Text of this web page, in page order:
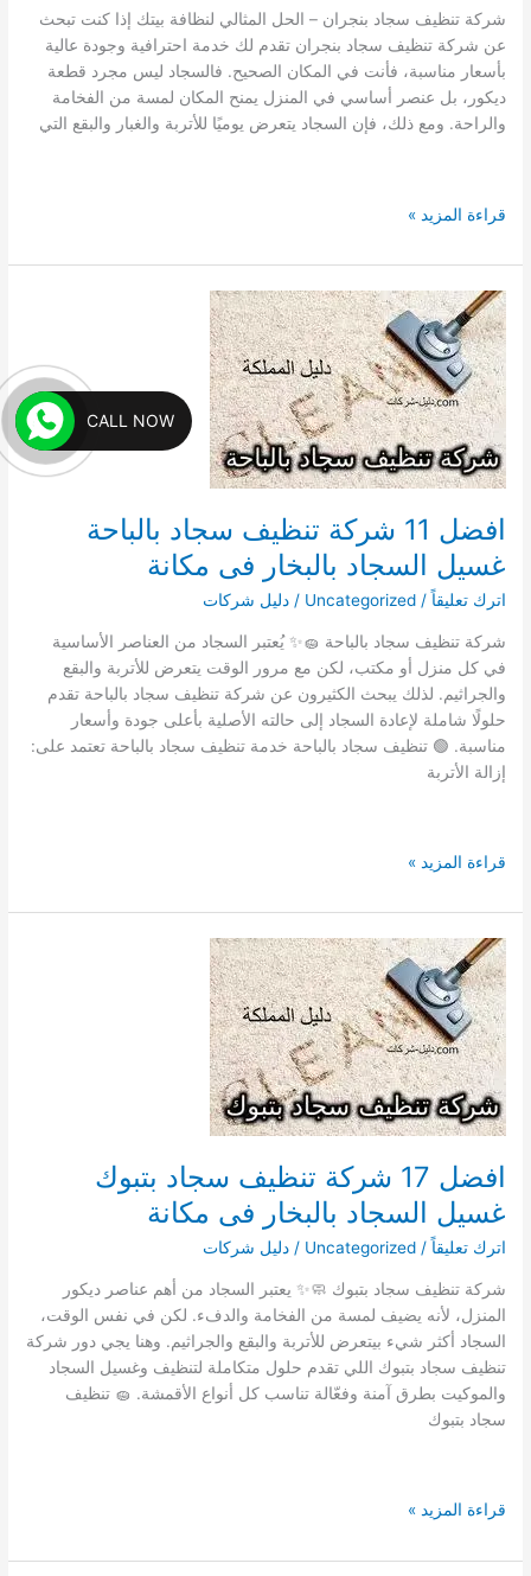
شركة تنظيف سجاد بنجران – الحل المثالي لنظافة بيتك إذا كنت تبحث
عن شركة تنظيف سجاد بنجران تقدم لك خدمة احترافية وجودة عالية
بأسعار مناسبة، فأنت في المكان الصحيح. فالسجاد ليس مجرد قطعة
ديكور، بل عنصر أساسي في المنزل يمنح المكان لمسة من الفخامة
والراحة. ومع ذلك، فإن السجاد يتعرض يوميًا للأتربة والغبار والبقع التي
افضل
شركة
تنظيف
سجاد
بنجران
ارخص
شركات
غسيل
السجاد
بالبخار
قراءة المزيد »
افضل 11 شركة تنظيف سجاد بالباحة
غسيل السجاد بالبخار فى مكانة
اترك تعليقاً /
Uncategorized
/دليل شركات
شركة تنظيف سجاد بالباحة 🧽✨ يُعتبر السجاد من العناصر الأساسية
في كل منزل أو مكتب، لكن مع مرور الوقت يتعرض للأتربة والبقع
والجراثيم. لذلك يبحث الكثيرون عن شركة تنظيف سجاد بالباحة تقدم
حلولًا شاملة لإعادة السجاد إلى حالته الأصلية بأعلى جودة وأسعار
مناسبة. 🟢 تنظيف سجاد بالباحة خدمة تنظيف سجاد بالباحة تعتمد على:
إزالة الأتربة
افضل
شركة
تنظيف
سجاد
بالباحة
غسيل
السجاد
بالبخار
فى
مكانة
قراءة المزيد »
افضل 17 شركة تنظيف سجاد بتبوك
غسيل السجاد بالبخار فى مكانة
اترك تعليقاً /
Uncategorized
/دليل شركات
شركة تنظيف سجاد بتبوك 🧼✨ يعتبر السجاد من أهم عناصر ديكور
المنزل، لأنه يضيف لمسة من الفخامة والدفء. لكن في نفس الوقت،
السجاد أكثر شيء بيتعرض للأتربة والبقع والجراثيم. وهنا يجي دور شركة
تنظيف سجاد بتبوك اللي تقدم حلول متكاملة لتنظيف وغسيل السجاد
والموكيت بطرق آمنة وفعّالة تناسب كل أنواع الأقمشة. 🧽 تنظيف
سجاد بتبوك
افضل
شركة
قراءة المزيد »
CALL NOW